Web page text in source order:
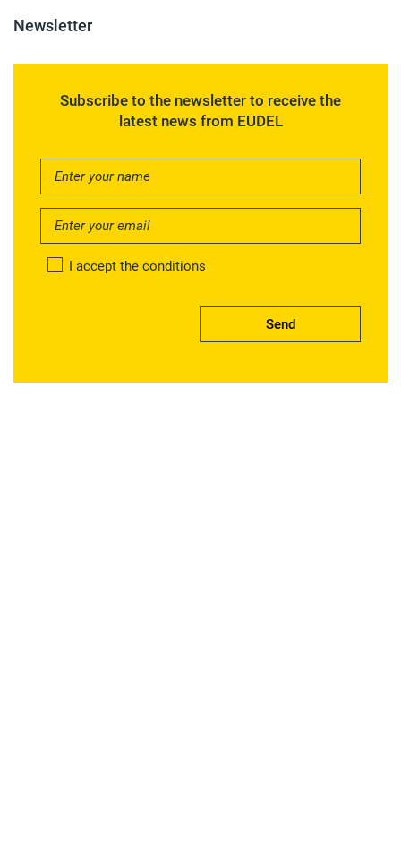
Newsletter
Subscribe to the newsletter to receive the
latest news from EUDEL
I accept the conditions